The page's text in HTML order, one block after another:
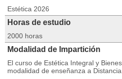
Estética 2026
Horas de estudio
2000 horas
Modalidad de Impartición
El curso de Estética Integral y
modalidad de enseñanza a Distancia.